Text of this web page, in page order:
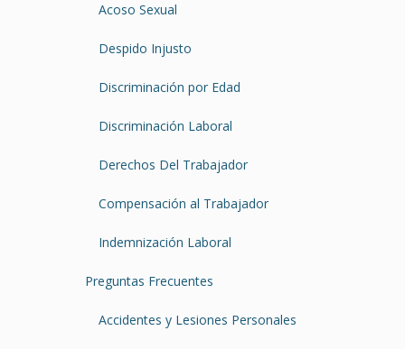
Acoso Sexual
Despido Injusto
Discriminación por Edad
Discriminación Laboral
Derechos Del Trabajador
Compensación al Trabajador
Indemnización Laboral
Preguntas Frecuentes
Accidentes y Lesiones Personales